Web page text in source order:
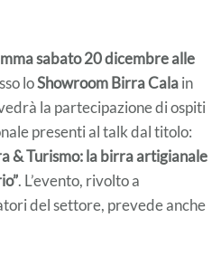
sabato 20 dicembre alle
loShowroom Birra Calain
la partecipazione di ospiti
presenti al talk dal titolo:
& Turismo: la birra artigianale
. L’evento, rivolto a
del settore, prevede anche